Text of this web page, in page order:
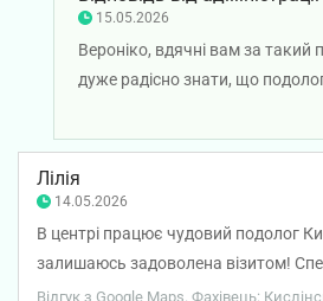
15.05.2026
Вероніко, вдячні вам за такий
дуже радісно знати, що
допомогла вам розібратися з
підібрала ефективне і
Лілія
14.05.2026
В центрі працює чудовий подолог
залишаюсь задоволена візитом!
професійно виконує усі подологічні
Відгук з Google Maps. Фахівець: